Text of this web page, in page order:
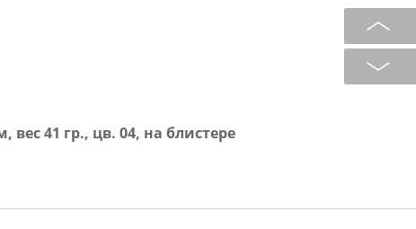
41 гр., цв. 04, на блистере